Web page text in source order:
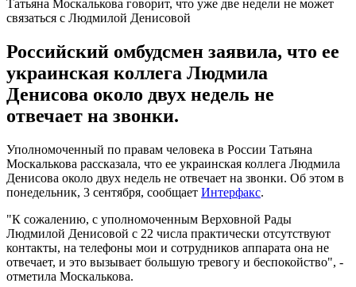
Татьяна Москалькова говорит, что уже две недели не может
связаться с Людмилой Денисовой
Российский омбудсмен заявила, что ее
украинская коллега Людмила
Денисова около двух недель не
отвечает на звонки.
Уполномоченный по правам человека в России Татьяна
Москалькова рассказала, что ее украинская коллега Людмила
Денисова около двух недель не отвечает на звонки. Об этом в
понедельник, 3 сентября, сообщает Интерфакс.
"К сожалению, с уполномоченным Верховной Рады
Людмилой Денисовой с 22 числа практически отсутствуют
контакты, на телефоны мои и сотрудников аппарата она не
отвечает, и это вызывает большую тревогу и беспокойство", -
отметила Москалькова.